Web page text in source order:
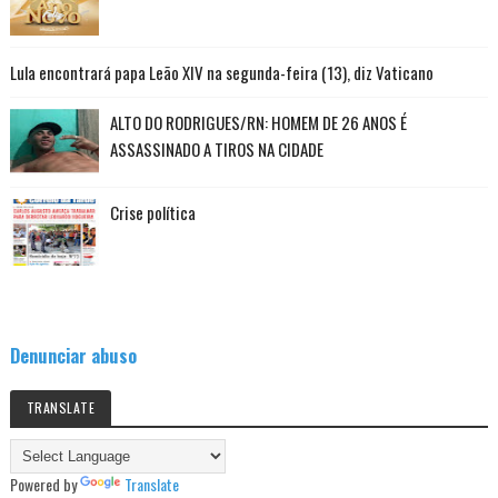
Lula encontrará papa Leão XIV na segunda-feira (13), diz Vaticano
ALTO DO RODRIGUES/RN: HOMEM DE 26 ANOS É
ASSASSINADO A TIROS NA CIDADE
Crise política
Denunciar abuso
TRANSLATE
Powered by Translate